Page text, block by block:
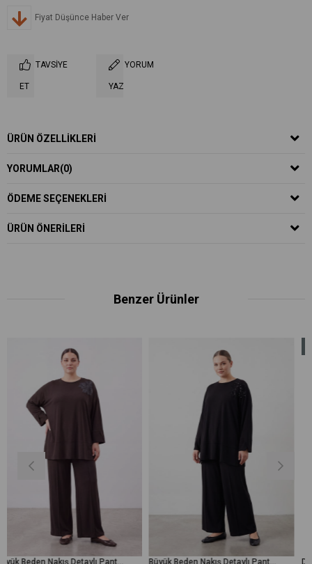
Fiyat Düşünce Haber Ver
TAVSIYE
ET
YORUM
YAZ
ÜRÜN ÖZELLIKLERI
YORUMLAR(0)
ÖDEME SEÇENEKLERI
ÜRÜN ÖNERILERI
Benzer Ürünler
Büyük Beden Nakış Detaylı Pantolonlu Takım -19287TKS - Kahverengi Büyük Beden Nakış Detaylı Pantolonlu Takım -19287TKS - Siyah